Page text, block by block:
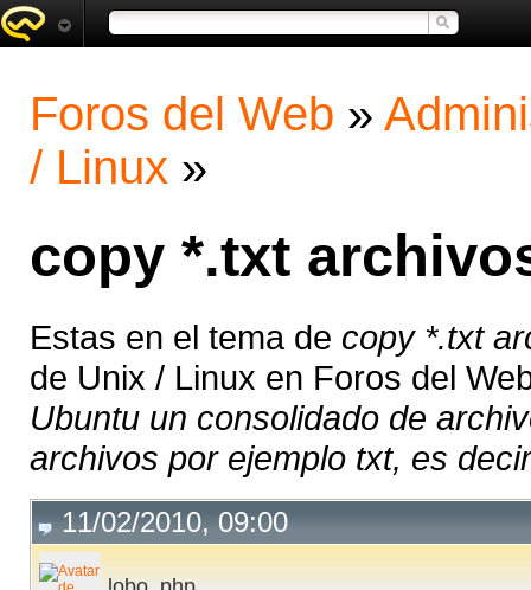
Foros del Web »
/ Linux »
copy *.txt
Estas en el tema de copy *.txt
de Unix / Linux en Foros del
Ubuntu un consolidado de
archivos por ejemplo txt, es
11/02/2010, 09:00